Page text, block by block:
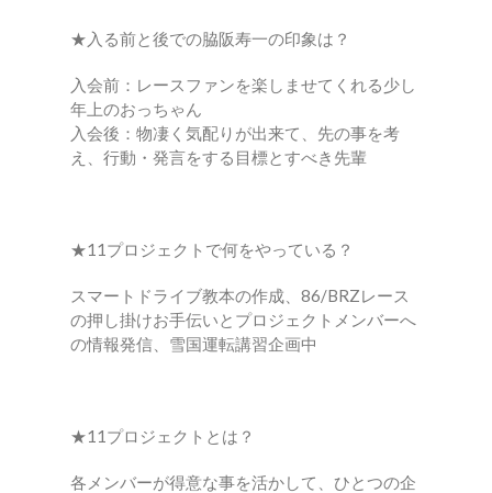
★入る前と後での脇阪寿一の印象は？
入会前：レースファンを楽しませてくれる少し
年上のおっちゃん
入会後：物凄く気配りが出来て、先の事を考
え、行動・発言をする目標とすべき先輩
★11プロジェクトで何をやっている？
スマートドライブ教本の作成、86/BRZレース
の押し掛けお手伝いとプロジェクトメンバーへ
の情報発信、雪国運転講習企画中
★11プロジェクトとは？
各メンバーが得意な事を活かして、ひとつの企